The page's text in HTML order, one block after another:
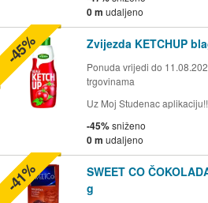
0 m udaljeno
Zvijezda KETCHUP
Ponuda vrijedi do
trgovinama
Uz Moj Studenac aplikaciju!!
-45%sniženo
0 m udaljeno
-45%
SWEET CO
g
-41%